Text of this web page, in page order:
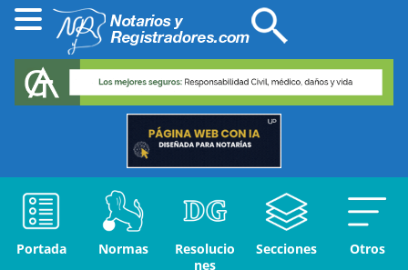
Portada Normas
Resolucio
nes
Secciones Otros